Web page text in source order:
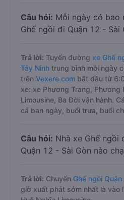
Câu hỏi: Mỗi ngày có bao
Ghế ngồi đi Quận 12 - Sài
Trả lời: Tuyến đường xe Ghế
Tây Ninh trung bình mỗi ngày
trên Vexere.com bắt đầu từ
xe: xe Phương Trang, Phương
Limousine, Ba Đời vận hành.
cả ban ngày, buổi trưa, buổi
Câu hỏi: Nhà xe Ghế ngồi
Quận 12 - Sài Gòn nào
Trả lời: Chuyến Ghế ngồi
giờ xuất phát sớm nhất là vào